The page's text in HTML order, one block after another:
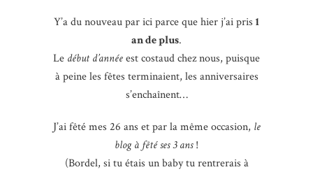
Y’a du nouveau par ici parce que hier j’ai pris1
an de plus.
Le début d’annéeest costaud chez nous, puisque
à peine les fêtes terminaient, les anniversaires
s’enchaînent…
J’ai fêté mes 26 ans et par la même occasion, le
blog à fêté ses 3 ans!
(Bordel, si tu étais un baby tu rentrerais à